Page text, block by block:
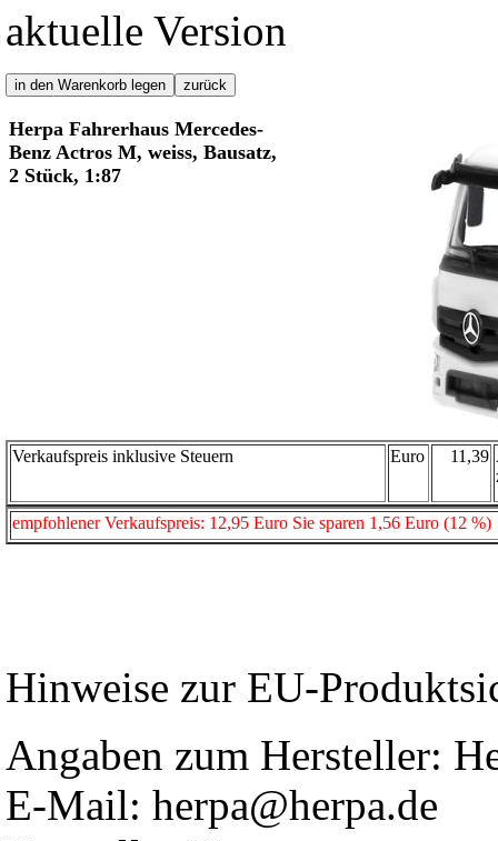
aktuelle Version
Herpa Fahrerhaus Mercedes-
Benz Actros M, weiss, Bausatz,
2 Stück, 1:87
Verkaufspreis inklusive Steuern Euro 11,39
empfohlener Verkaufspreis: 12,95 Euro Sie sparen 1,56 Euro (12 %)
Hinweise zur EU-
Angaben zum Hersteller:
E-Mail: herpa@herpa.de